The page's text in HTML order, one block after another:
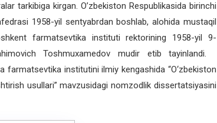
tarkibiga kirgan. O’zbekiston Respublikasida birinchi
1958-yil sentyabrdan boshlab, alohida mustaqil
farmatsevtika instituti rektorining 1958-yil 9-
Toshmuxamedov mudir etib tayinlandi.
farmatsevtika institutini ilmiy kengashida “O‘zbekiston
usullari” mavzusidagi nomzodlik dissertatsiyasini